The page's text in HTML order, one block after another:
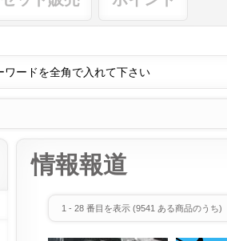
情報報道
1 - 28 番目を表示 (9541 ある商品のうち)